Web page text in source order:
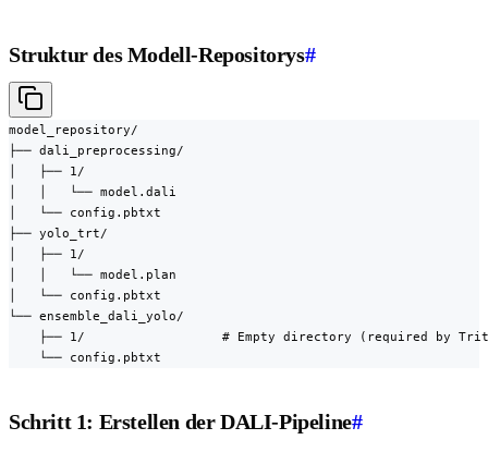
Struktur des Modell-Repositorys#
model_repository/
├── dali_preprocessing/
│   ├── 1/
│   │   └── model.dali
│   └── config.pbtxt
├── yolo_trt/
│   ├── 1/
│   │   └── model.plan
│   └── config.pbtxt
└── ensemble_dali_yolo/
├── 1/                  # Empty directory (required by
    └── config.pbtxt
Schritt 1: Erstellen der DALI-Pipeline#